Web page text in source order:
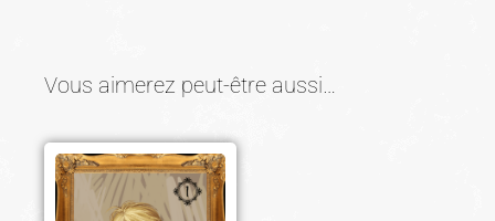
Vous aimerez peut-être aussi…